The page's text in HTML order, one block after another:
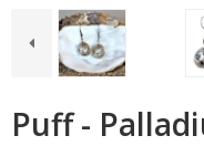
Puff -